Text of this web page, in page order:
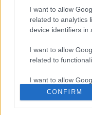
I want to allow
related to analytics
device identifiers in
I want to allow
related to
I want to allow
related to
I want to allow
CONFIRM
Munkássága ismert
kortárs
a Pécsi